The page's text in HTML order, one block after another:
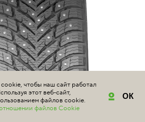
чтобы наш сайт работал
этот веб-сайт,
файлов cookie.
файлов Cookie
ОК